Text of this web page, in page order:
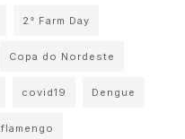
2° Farm Day
Copa do Nordeste
covid19 Dengue
flamengo